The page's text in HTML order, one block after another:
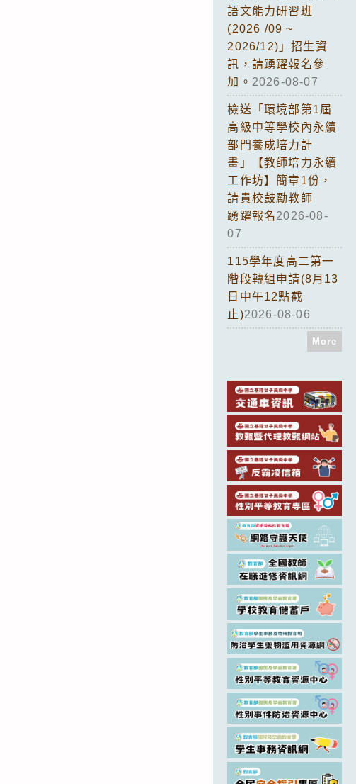
語文能力研習班
(2026 /09 ~
2026/12)」招生資
訊，請踴躍報名參
加。 2026-08-07
檢送「環境部第1屆
高級中等學校內永續
部門養成培力計
畫」【教師培力永續
工作坊】簡章1份，
請貴校鼓勵教師
踴躍報名2026-08-
07
115學年度高二第一
階段轉組申請(8月13
日中午12點截
止)2026-08-06
More